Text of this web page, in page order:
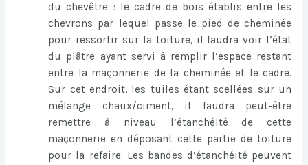
du chevêtre : le cadre de bois établis entre les
chevrons par lequel passe le pied de cheminée
pour ressortir sur la toiture, il faudra voir l’état
du plâtre ayant servi à remplir l’espace restant
entre la maçonnerie de la cheminée et le cadre.
Sur cet endroit, les tuiles étant scellées sur un
mélange chaux/ciment, il faudra peut-être
remettre à niveau l’étanchéité de cette
maçonnerie en déposant cette partie de toiture
pour la refaire. Les bandes d’étanchéité peuvent